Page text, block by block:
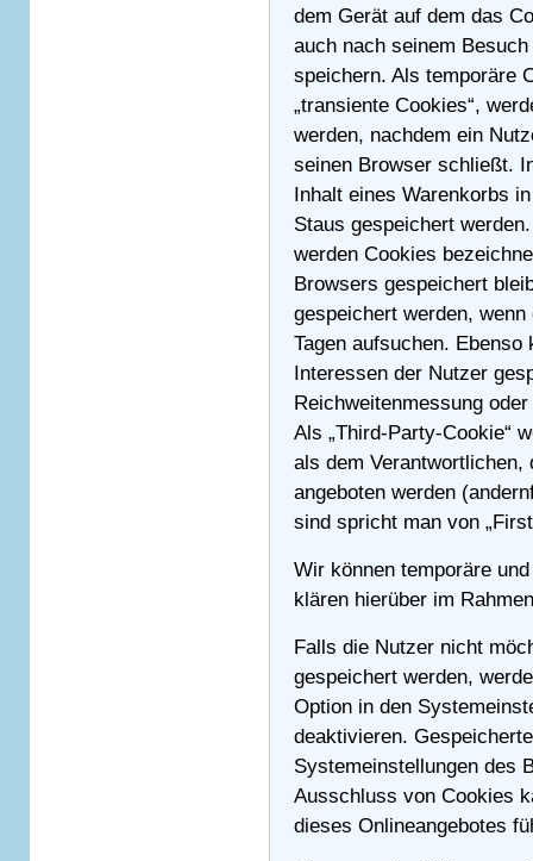
dem Gerät auf dem das
auch nach seinem
speichern. Als temporäre
„transiente Cookies“,
werden, nachdem ein
seinen Browser schließt.
Inhalt eines Warenkorbs
Staus gespeichert
werden Cookies
Browsers gespeichert
gespeichert werden,
Tagen aufsuchen.
Interessen der Nutzer
Reichweitenmessung
Als „Third-Party-Cookie“
als dem Verantwortlichen,
angeboten werden
sind spricht man von
Wir können temporäre
klären hierüber im
Falls die Nutzer nicht
gespeichert werden,
Option in den
deaktivieren.
Systemeinstellungen des
Ausschluss von Cookies
dieses Onlineangebotes